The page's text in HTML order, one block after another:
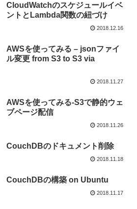
CloudWatchのスケジュールイベ
ントとLambda関数の紐づけ
2018.12.16
AWSを使ってみる – jsonファイ
ル変更 from S3 to S3 via
2018.11.27
AWSを使ってみる-S3で静的ウェ
ブページ配信
2018.11.26
CouchDBのドキュメント削除
2018.11.18
CouchDBの構築 on Ubuntu
2018.11.17